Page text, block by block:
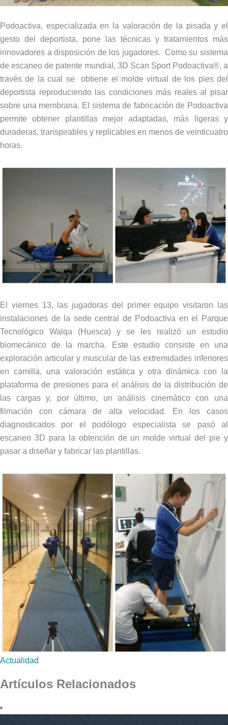
Podoactiva, especializada en la valoración de la pisada y el
gesto del deportista, pone las técnicas y tratamientos más
innovadores a disposición de los jugadores. Como su sistema
de escaneo de patente mundial, 3D Scan Sport Podoactiva®, a
través de la cual se obtiene el molde virtual de los pies del
deportista reproduciendo las condiciones más reales al pisar
sobre una membrana. El sistema de fabricación de Podoactiva
permite obtener plantillas mejor adaptadas, más ligeras y
duraderas, transpirables y replicables en menos de veinticuatro
horas.
El viernes 13, las jugadoras del primer equipo visitaron las
instalaciones de la sede central de Podoactiva en el Parque
Tecnológico Walqa (Huesca) y se les realizó un estudio
biomecánico de la marcha. Este estudio consiste en una
exploración articular y muscular de las extremidades inferiores
en camilla, una valoración estática y otra dinámica con la
plataforma de presiones para el análisis de la distribución de
las cargas y, por último, un análisis cinemático con una
filmación con cámara de alta velocidad. En los casos
diagnosticados por el podólogo especialista se pasó al
escaneo 3D para la obtención de un molde virtual del pie y
pasar a diseñar y fabricar las plantillas.
Actualidad
Artículos Relacionados